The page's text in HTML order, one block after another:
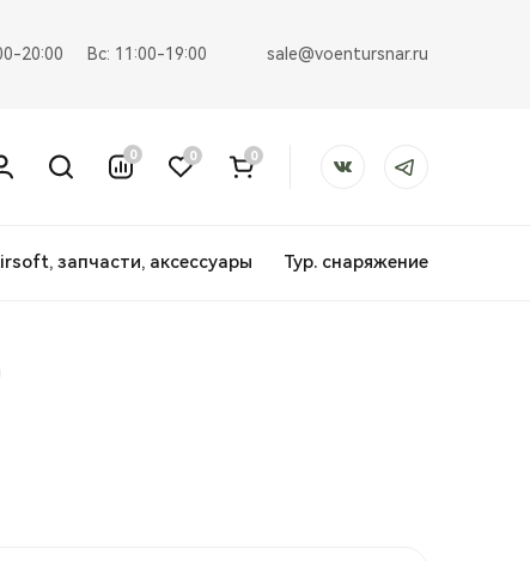
20:00 Вс: 11:00-19:00 sale@voentursnar.ru
0 0 0
запчасти, аксессуары Тур. снаряжение